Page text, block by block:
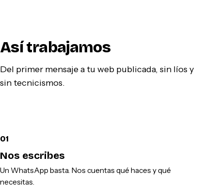
Así trabajamos
Del primer mensaje a tu web publicada, sin líos y
sin tecnicismos.
01
Nos escribes
Un WhatsApp basta. Nos cuentas qué haces y qué
necesitas.